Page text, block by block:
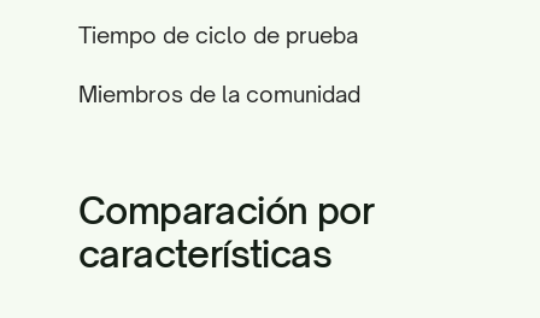
Tiempo de ciclo de prueba
Miembros de la comunidad
Comparación por
características